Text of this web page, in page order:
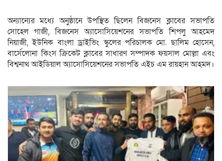
অন্যান্যের মধ্যে অনুষ্ঠানে উপস্থিত ছিলেন বিজনেস ক্লাবের সভাপতি
সোহেল গাজী, বিজনেস অ্যাসোসিয়েশনের সভাপতি শিপলু আহমেদ
নিয়াজী, ইউনিক বাংলা ড্রাইভিং স্কুলের পরিচালক মো. ছালিম হোসেন,
বার্সেলোনা কিংস ক্রিকেট ক্লাবের সাধারণ সম্পাদক ফয়সাল মোল্লা এবং
বিশ্বনাথ আইডিয়াল অ্যাসোসিয়েশনের সভাপতি এইচ এম রায়হান আহমদ।